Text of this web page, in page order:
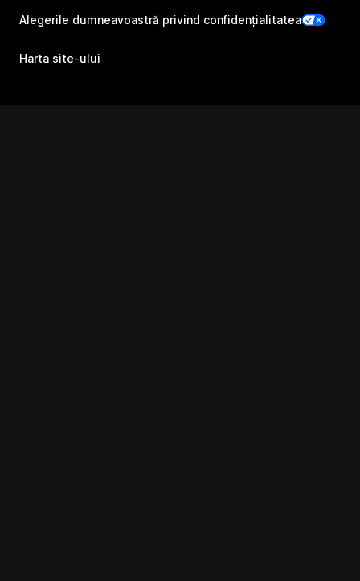
Alegerile dumneavoastră privind confidențialitatea
Harta site-ului